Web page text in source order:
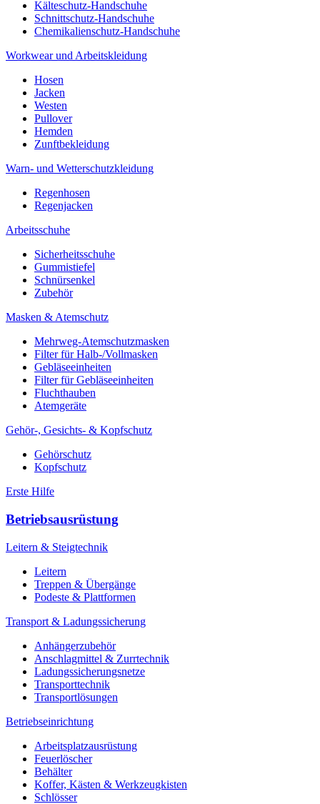
Kälteschutz-Handschuhe
Schnittschutz-Handschuhe
Chemikalienschutz-Handschuhe
Workwear und Arbeitskleidung
Hosen
Jacken
Westen
Pullover
Hemden
Zunftbekleidung
Warn- und Wetterschutzkleidung
Regenhosen
Regenjacken
Arbeitsschuhe
Sicherheitsschuhe
Gummistiefel
Schnürsenkel
Zubehör
Masken & Atemschutz
Mehrweg-Atemschutzmasken
Filter für Halb-/Vollmasken
Gebläseeinheiten
Filter für Gebläseeinheiten
Fluchthauben
Atemgeräte
Gehör-, Gesichts- & Kopfschutz
Gehörschutz
Kopfschutz
Erste Hilfe
Betriebsausrüstung
Leitern & Steigtechnik
Leitern
Treppen & Übergänge
Podeste & Plattformen
Transport & Ladungssicherung
Anhängerzubehör
Anschlagmittel & Zurrtechnik
Ladungssicherungsnetze
Transporttechnik
Transportlösungen
Betriebseinrichtung
Arbeitsplatzausrüstung
Feuerlöscher
Behälter
Koffer, Kästen & Werkzeugkisten
Schlösser